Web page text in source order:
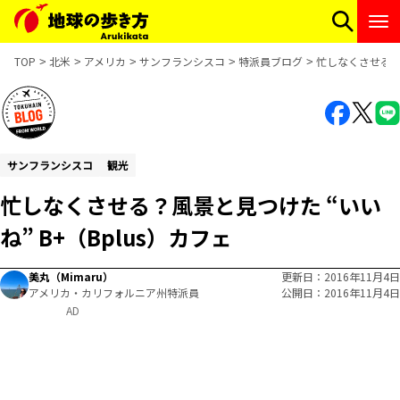
TOP 北米 アメリカ サンフランシスコ 特派員ブログ 忙しなくさせる
サンフランシスコ 観光
忙しなくさせる？風景と見つけた “いい
ね” B+（Bplus）カフェ
美丸（Mimaru）
アメリカ・カリフォルニア州特派員
更新日
2016年11月4日
公開日
2016年11月4日
AD